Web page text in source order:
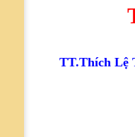
TT.Thích Lệ